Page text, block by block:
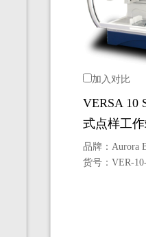
加入对比
VERSA 10
式点样工
品牌： Aurora
货号： VER-